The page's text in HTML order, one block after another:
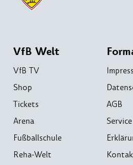
VfB Welt
VfB TV
Shop
Tickets
Arena
Fußballschule
Reha-Welt
AGB
Service